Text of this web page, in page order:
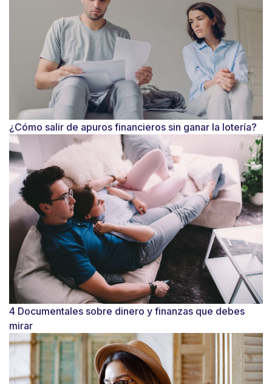
¿Cómo salir de apuros financieros sin ganar la lotería?
4 Documentales sobre dinero y finanzas que debes
mirar